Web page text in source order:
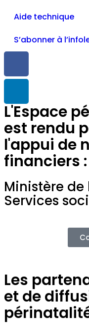
Aide technique
S’abonner à
L'Espace
est rendu
l'appui de
financiers :
Ministère de
Services
Les
et de